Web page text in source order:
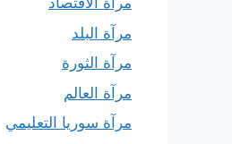
مرآة البلد
مرآة الثورة
مرآة العالم
مرآة سوريا التعليمي